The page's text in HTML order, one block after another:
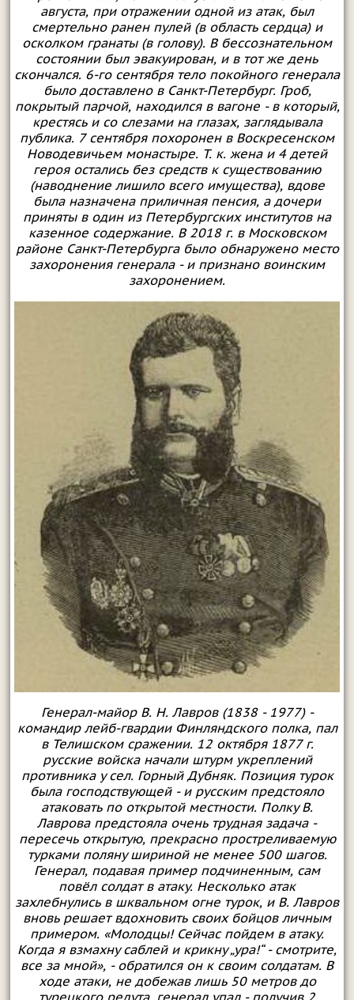
августа, при отражении одной из атак, был
смертельно ранен пулей (в область сердца) и
осколком гранаты (в голову). В бессознательном
состоянии был эвакуирован, и в тот же день
скончался. 6-го сентября тело покойного генерала
было доставлено в Санкт-Петербург. Гроб,
покрытый парчой, находился в вагоне - в который,
крестясь и со слезами на глазах, заглядывала
публика. 7 сентября похоронен в Воскресенском
Новодевичьем монастыре. Т. к. жена и 4 детей
героя остались без средств к существованию
(наводнение лишило всего имущества), вдове
была назначена приличная пенсия, а дочери
приняты в один из Петербургских институтов на
казенное содержание. В 2018 г. в Московском
районе Санкт-Петербурга было обнаружено место
захоронения генерала - и признано воинским
захоронением.
Генерал-майор В. Н. Лавров (1838 - 1977) -
командир лейб-гвардии Финляндского полка, пал
в Телишском сражении. 12 октября 1877 г.
русские войска начали штурм укреплений
противника у сел. Горный Дубняк. Позиция турок
была господствующей - и русским предстояло
атаковать по открытой местности. Полку В.
Лаврова предстояла очень трудная задача -
пересечь открытую, прекрасно простреливаемую
турками поляну шириной не менее 500 шагов.
Генерал, подавая пример подчиненным, сам
повёл солдат в атаку. Несколько атак
захлебнулись в шквальном огне турок, и В. Лавров
вновь решает вдохновить своих бойцов личным
примером. «Молодцы! Сейчас пойдем в атаку.
Когда я взмахну саблей и крикну „ура!“ - смотрите,
все за мной», - обратился он к своим солдатам. В
ходе атаки, не добежав лишь 50 метров до